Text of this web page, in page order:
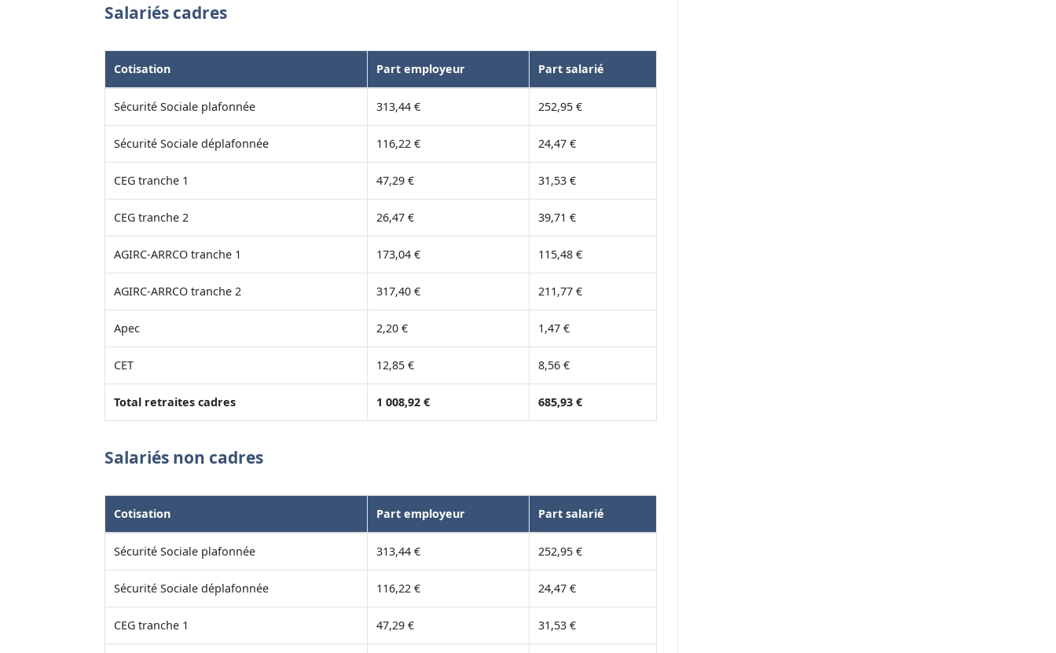
Salariés cadres
Cotisation Part employeur Part salarié
Sécurité Sociale plafonnée 313,44 € 252,95 €
Sécurité Sociale déplafonnée 116,22 € 24,47 €
CEG tranche 1 47,29 € 31,53 €
CEG tranche 2 26,47 € 39,71 €
AGIRC-ARRCO tranche 1 173,04 € 115,48 €
AGIRC-ARRCO tranche 2 317,40 € 211,77 €
Apec 2,20 € 1,47 €
CET 12,85 € 8,56 €
Total retraites cadres 1 008,92 € 685,93 €
Salariés non cadres
Cotisation Part employeur Part salarié
Sécurité Sociale plafonnée 313,44 € 252,95 €
Sécurité Sociale déplafonnée 116,22 € 24,47 €
CEG tranche 1 47,29 € 31,53 €